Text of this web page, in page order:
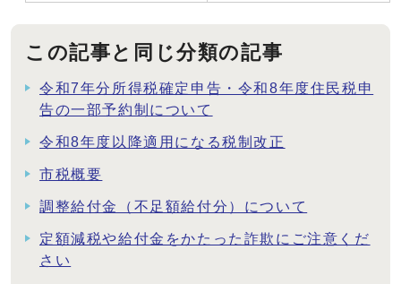
この記事と同じ分類の記事
令和7年分所得税確定申告・令和8年度住民税申
告の一部予約制について
令和8年度以降適用になる税制改正
市税概要
調整給付金（不足額給付分）について
定額減税や給付金をかたった詐欺にご注意くだ
さい